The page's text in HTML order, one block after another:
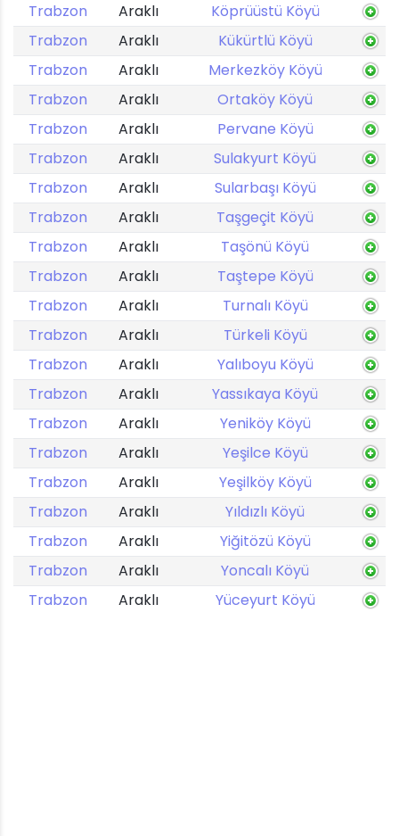
Trabzon
Araklı
Köprüüstü Köyü
Trabzon
Araklı
Kükürtlü Köyü
Trabzon
Araklı
Merkezköy Köyü
Trabzon
Araklı
Ortaköy Köyü
Trabzon
Araklı
Pervane Köyü
Trabzon
Araklı
Sulakyurt Köyü
Trabzon
Araklı
Sularbaşı Köyü
Trabzon
Araklı
Taşgeçit Köyü
Trabzon
Araklı
Taşönü Köyü
Trabzon
Araklı
Taştepe Köyü
Trabzon
Araklı
Turnalı Köyü
Trabzon
Araklı
Türkeli Köyü
Trabzon
Araklı
Yalıboyu Köyü
Trabzon
Araklı
Yassıkaya Köyü
Trabzon
Araklı
Yeniköy Köyü
Trabzon
Araklı
Yeşilce Köyü
Trabzon
Araklı
Yeşilköy Köyü
Trabzon
Araklı
Yıldızlı Köyü
Trabzon
Araklı
Yiğitözü Köyü
Trabzon
Araklı
Yoncalı Köyü
Trabzon
Araklı Yüceyurt Köyü